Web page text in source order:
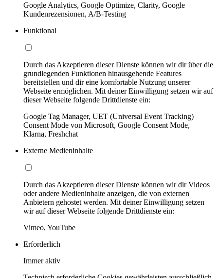
Google Analytics, Google Optimize, Clarity, Google
Kundenrezensionen, A/B-Testing
Funktional
Durch das Akzeptieren dieser Dienste können wir dir über die
grundlegenden Funktionen hinausgehende Features
bereitstellen und dir eine komfortable Nutzung unserer
Webseite ermöglichen. Mit deiner Einwilligung setzen wir auf
dieser Webseite folgende Drittdienste ein:
Google Tag Manager, UET (Universal Event Tracking)
Consent Mode von Microsoft, Google Consent Mode,
Klarna, Freshchat
Externe Medieninhalte
Durch das Akzeptieren dieser Dienste können wir dir Videos
oder andere Medieninhalte anzeigen, die von externen
Anbietern gehostet werden. Mit deiner Einwilligung setzen
wir auf dieser Webseite folgende Drittdienste ein:
Vimeo, YouTube
Erforderlich
Immer aktiv